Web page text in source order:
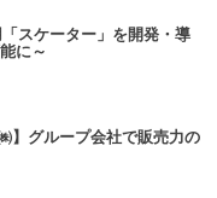
スケーター」を開発・導
に～
】グループ会社で販売力の